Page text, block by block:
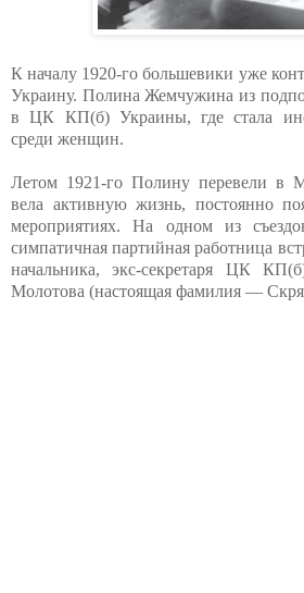
К началу 1920-го большевики уже
Украину. Полина Жемчужина из
в ЦК КП(б) Украины, где стала
среди женщин.
Летом 1921-го Полину перевели в
вела активную жизнь, постоянно
мероприятиях. На одном из
симпатичная партийная работница
начальника, экс-секретаря ЦК
Молотова (настоящая фамилия —